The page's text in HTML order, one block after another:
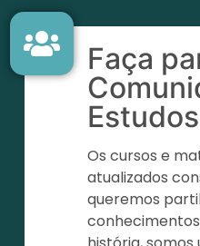
Faça
Estudos
Os cursos e
atualizados
queremos